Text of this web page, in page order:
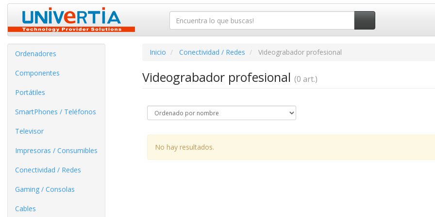
Ordenadores
Componentes
Portátiles
SmartPhones / Teléfonos
Televisor
Impresoras / Consumibles
Conectividad / Redes
Gaming / Consolas
Cables
Inicio Conectividad / Redes Videograbador profesional
Videograbador profesional (0 art.)
No hay resultados.